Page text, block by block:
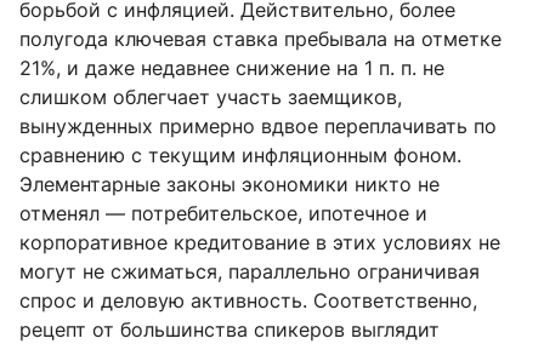
борьбой с инфляцией. Действительно, более
полугода ключевая ставка пребывала на отметке
21%, и даже недавнее снижение на 1 п. п. не
слишком облегчает участь заемщиков,
вынужденных примерно вдвое переплачивать по
сравнению с текущим инфляционным фоном.
Элементарные законы экономики никто не
отменял — потребительское, ипотечное и
корпоративное кредитование в этих условиях не
могут не сжиматься, параллельно ограничивая
спрос и деловую активность. Соответственно,
рецепт от большинства спикеров выглядит